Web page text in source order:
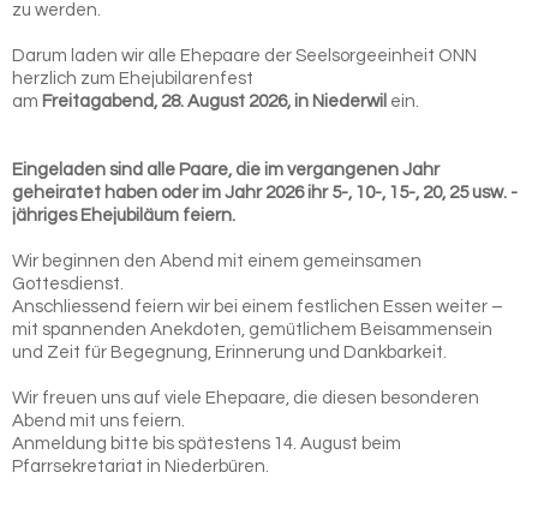
zu werden.
Darum laden wir alle Ehepaare der Seelsorgeeinheit ONN
herzlich zum Ehejubilarenfest
am Freitagabend, 28. August 2026, in Niederwil ein.
Eingeladen sind alle Paare, die im vergangenen Jahr
geheiratet haben oder im Jahr 2026 ihr 5-, 10-, 15-, 20, 25 usw. -
jähriges Ehejubiläum feiern.
Wir beginnen den Abend mit einem gemeinsamen
Gottesdienst.
Anschliessend feiern wir bei einem festlichen Essen weiter –
mit spannenden Anekdoten, gemütlichem Beisammensein
und Zeit für Begegnung, Erinnerung und Dankbarkeit.
Wir freuen uns auf viele Ehepaare, die diesen besonderen
Abend mit uns feiern.
Anmeldung bitte bis spätestens 14. August beim
Pfarrsekretariat in Niederbüren.